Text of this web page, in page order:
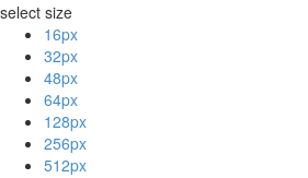
select size
16px
32px
48px
64px
128px
256px
512px